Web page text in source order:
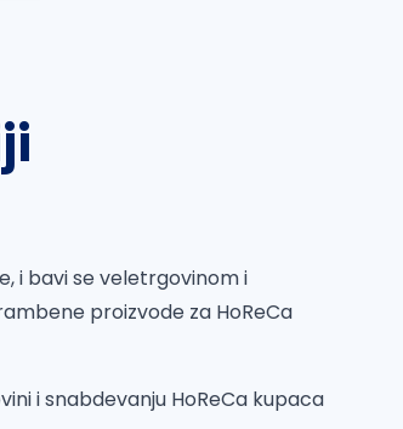
i bavi se veletrgovinom i
proizvode za HoReCa
i snabdevanju HoReCa kupaca